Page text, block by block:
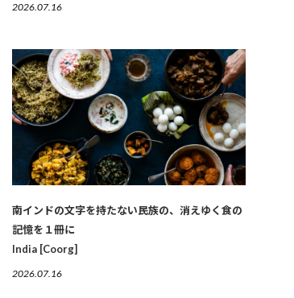
2026.07.16
南インドの文字を持たない民族の、消えゆく食の
記憶を１冊に
India [Coorg]
2026.07.16